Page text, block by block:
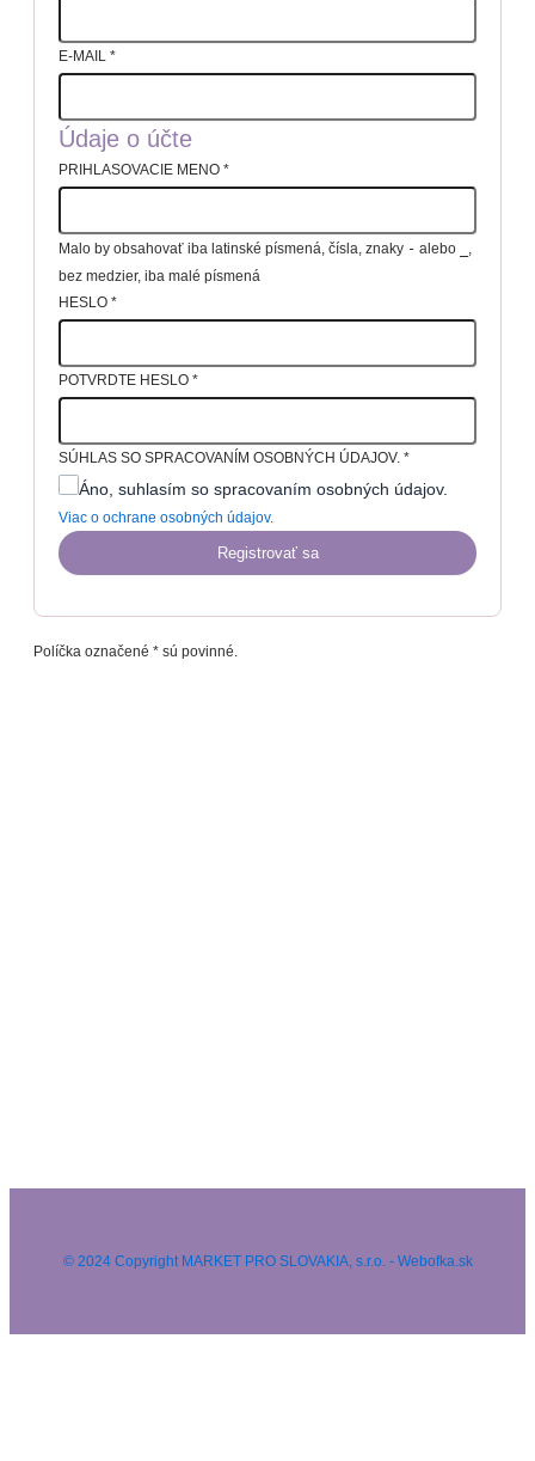
E-MAIL *
Údaje o účte
PRIHLASOVACIE MENO *
Malo by obsahovať iba latinské písmená, čísla, znaky - alebo
bez medzier, iba malé písmená
HESLO *
POTVRDTE HESLO *
SÚHLAS SO SPRACOVANÍM OSOBNÝCH ÚDAJOV. *
Áno, suhlasím so spracovaním osobných údajov.
Viac o ochrane osobných údajov.
Registrovať sa
Políčka označené * sú povinné.
© 2024 Copyright MARKET PRO SLOVAKIA, s.r.o. - Webofka.sk